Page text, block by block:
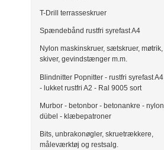
T-Drill terrasseskruer
Spændebånd rustfri syrefast A4
Nylon maskinskruer, sætskruer, møtrik,
skiver, gevindstænger m.m.
Blindnitter Popnitter - rustfri syrefast A4
- lukket rustfri A2 - Ral 9005 sort
Murbor - betonbor - betonankre - nylon
dübel - klæbepatroner
Bits, unbrakonøgler, skruetrækkere,
måleværktøj og restsalg.